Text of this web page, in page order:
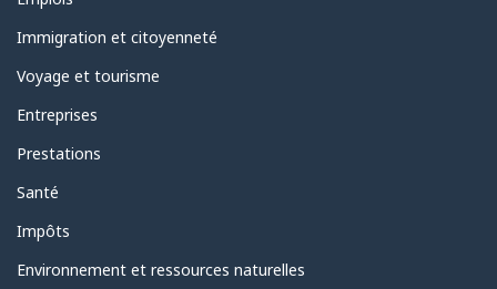
sujets
Immigration et citoyenneté
Voyage et tourisme
Entreprises
Prestations
Santé
Impôts
Environnement et ressources naturelles